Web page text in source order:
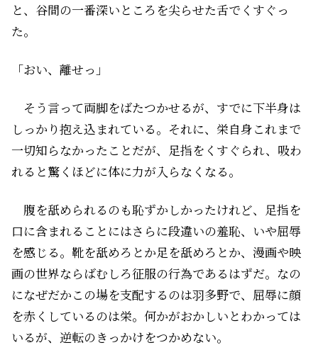
と、谷間の一番深いところを尖らせた舌でくすぐっ
た。
「おい、離せっ」
そう言って両脚をばたつかせるが、すでに下半身は
しっかり抱え込まれている。それに、栄自身これまで
一切知らなかったことだが、足指をくすぐられ、吸わ
れると驚くほどに体に力が入らなくなる。
腹を舐められるのも恥ずかしかったけれど、足指を
口に含まれることにはさらに段違いの羞恥、いや屈辱
を感じる。靴を舐めろとか足を舐めろとか、漫画や映
画の世界ならばむしろ征服の行為であるはずだ。なの
になぜだかこの場を支配するのは羽多野で、屈辱に顔
を赤くしているのは栄。何かがおかしいとわかっては
いるが、逆転のきっかけをつかめない。